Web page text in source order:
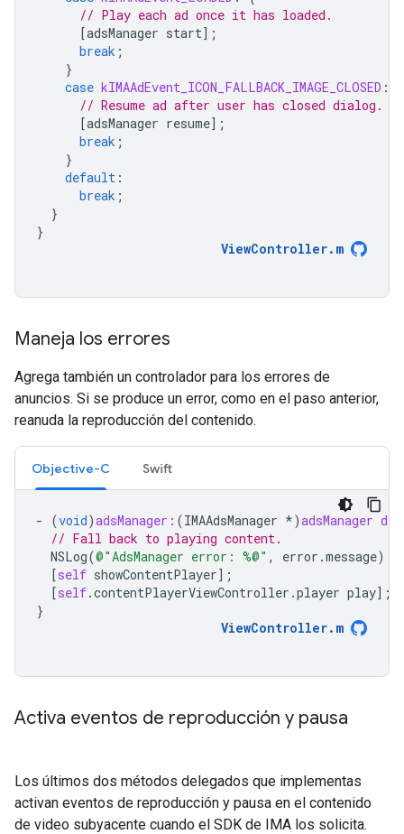
// Play each ad once it has loaded.
[adsManager start];
break ;
}
case kIMAAdEvent_ICON_FALLBACK_IMAGE_CLOSED :
// Resume ad after user has closed dialog.
[adsManager resume];
break ;
}
default :
break ;
}
}
ViewController. m
Maneja los errores
Agrega también un controlador para los errores de
anuncios. Si se produce un error, como en el paso anterior,
reanuda la reproducción del contenido.
Objective-C Swift
- (void)adsManager: (IMAAdsManager *)adsManager
// Fall back to playing content.
NSLog(@"AdsManager error: %@" , error .message);
[self showContentPlayer];
[self.contentPlayerViewController .player play];
}
ViewController. m
Activa eventos de reproducción y pausa
Los últimos dos métodos delegados que implementas
activan eventos de reproducción y pausa en el contenido
de video subyacente cuando el SDK de IMA los solicita.